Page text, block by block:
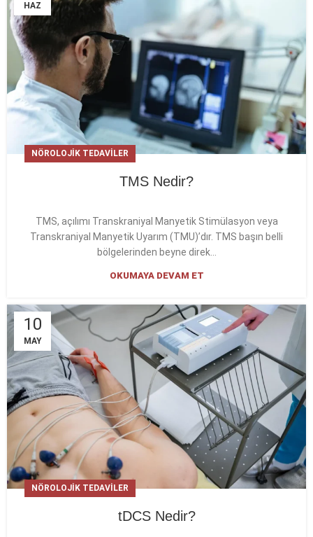
HAZ
NÖROLOJIK TEDAVILER
TMS Nedir?
TMS, açılımı Transkraniyal Manyetik Stimülasyon veya
Transkraniyal Manyetik Uyarım (TMU)’dır. TMS başın belli
bölgelerinden beyne direk...
OKUMAYA DEVAM ET
10
MAY
NÖROLOJIK TEDAVILER
tDCS Nedir?